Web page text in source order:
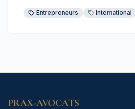
Entrepreneurs International
PRAX-AVOCATS